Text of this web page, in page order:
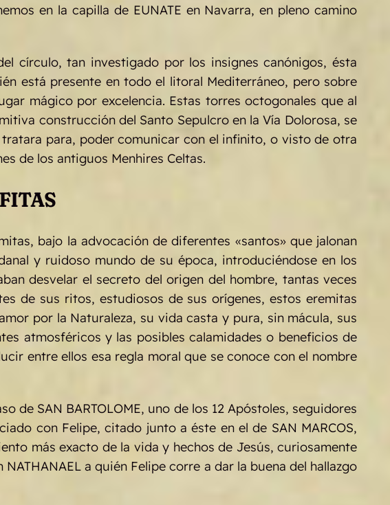
en la capilla de EUNATE en Navarra, en pleno camino
círculo, tan investigado por los insignes canónigos, ésta
está presente en todo el litoral Mediterráneo, pero sobre
mágico por excelencia. Estas torres octogonales que al
construcción del Santo Sepulcro en la Vía Dolorosa, se
para, poder comunicar con el infinito, o visto de otra
de los antiguos Menhires Celtas.
bajo la advocación de diferentes «santos» que jalonan
y ruidoso mundo de su época, introduciéndose en los
desvelar el secreto del origen del hombre, tantas veces
de sus ritos, estudiosos de sus orígenes, estos eremitas
por la Naturaleza, su vida casta y pura, sin mácula, sus
atmosféricos y las posibles calamidades o beneficios de
entre ellos esa regla moral que se conoce con el nombre
de SAN BARTOLOME, uno de los 12 Apóstoles, seguidores
con Felipe, citado junto a éste en el de SAN MARCOS,
más exacto de la vida y hechos de Jesús, curiosamente
a quién Felipe corre a dar la buena del hallazgo